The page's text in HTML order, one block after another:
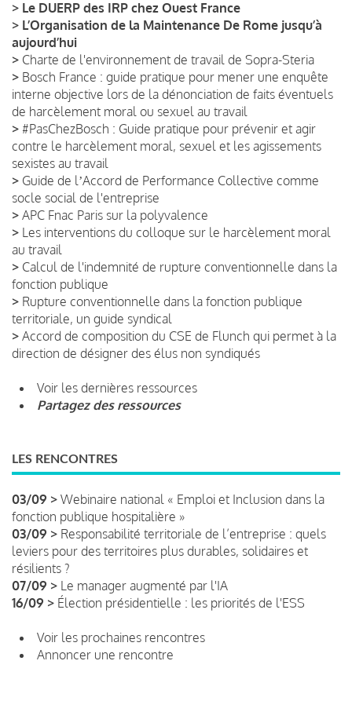
> Le DUERP des IRP chez Ouest France
> L’Organisation de la Maintenance De Rome jusqu’à
aujourd’hui
> Charte de l'environnement de travail de Sopra-Steria
> Bosch France : guide pratique pour mener une enquête
interne objective lors de la dénonciation de faits éventuels
de harcèlement moral ou sexuel au travail
> #PasChezBosch : Guide pratique pour prévenir et agir
contre le harcèlement moral, sexuel et les agissements
sexistes au travail
> Guide de lʼAccord de Performance Collective comme
socle social de l'entreprise
> APC Fnac Paris sur la polyvalence
> Les interventions du colloque sur le harcèlement moral
au travail
> Calcul de l'indemnité de rupture conventionnelle dans la
fonction publique
> Rupture conventionnelle dans la fonction publique
territoriale, un guide syndical
> Accord de composition du CSE de Flunch qui permet à la
direction de désigner des élus non syndiqués
Voir les dernières ressources
Partagez des ressources
LES RENCONTRES
03/09 > Webinaire national « Emploi et Inclusion dans la
fonction publique hospitalière »
03/09 > Responsabilité territoriale de l’entreprise : quels
leviers pour des territoires plus durables, solidaires et
résilients ?
07/09 > Le manager augmenté par l'IA
16/09 > Élection présidentielle : les priorités de l'ESS
Voir les prochaines rencontres
Annoncer une rencontre